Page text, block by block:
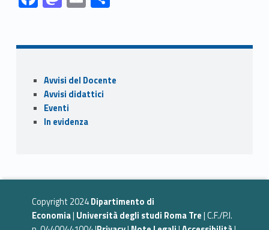
ac
b
o
o
k
as
d
o
n
m
l
o
di
vi
Sidebar
Avvisi del Docente
Avvisi didattici
Eventi
In evidenza
Copyright 2024Dipartimento di
Economia| Università degli studi Roma Tre| C.F./P.I.